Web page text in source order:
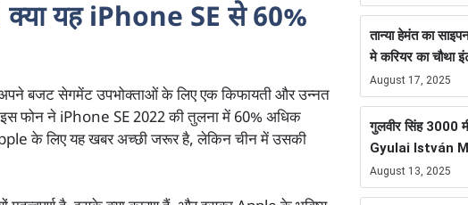
यह iPhone SE से 60%
बजट सेगमेंट उपभोक्ताओं के लिए एक किफायती और उन्नत
फोन ने iPhone SE 2022 की तुलना में 60% अधिक
Apple के लिए यह खबर अच्छी जरूर है, लेकिन चीन में उसकी
तान्या हेमंत का
मे करियर का चौथा
August 17, 2025
गुलवीर सिंह 3000
Gyulai István
August 13, 2025